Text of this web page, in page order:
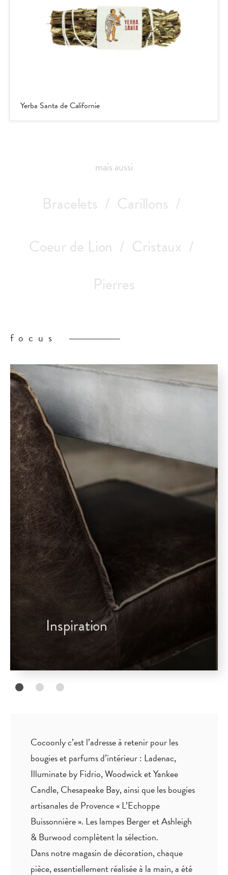
Yerba Santa de Californie
mais aussi
Bracelets
Carillons
Coeur de Lion
Cristaux
Pierres
focus
Inspiration
Cocoonly c’est l’adresse à retenir pour les
bougies et parfums d’intérieur : Ladenac,
Illuminate by Fidrio, Woodwick et Yankee
Candle, Chesapeake Bay, ainsi que les bougies
artisanales de Provence « L’Echoppe
Buissonnière ». Les lampes Berger et Ashleigh
& Burwood complètent la sélection.
Dans notre magasin de décoration, chaque
pièce,essentiellement réalisée à la main, a été